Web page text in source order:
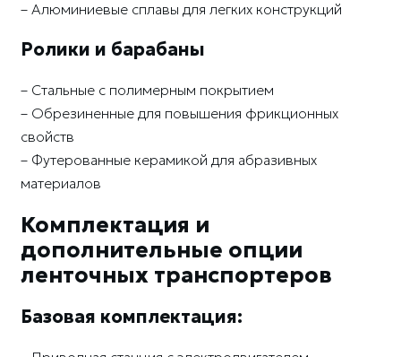
– Алюминиевые сплавы для легких конструкций
Ролики и барабаны
– Стальные с полимерным покрытием
– Обрезиненные для повышения фрикционных
свойств
– Футерованные керамикой для абразивных
материалов
Комплектация и
дополнительные опции
ленточных транспортеров
Базовая комплектация: